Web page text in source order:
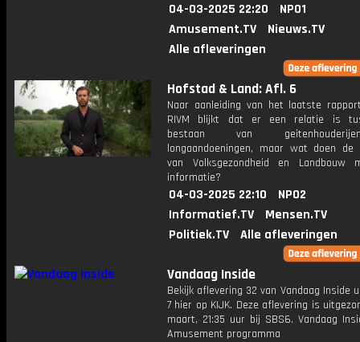
04-03-2025 22:20
NPO1
Amusement.TV
Nieuws.TV
Alle afleveringen
Hofstad & Land: Afl. 6
Naar aanleiding van het laatste
RIVM blijkt dat er een relatie is
bestaan van
longaandoeningen, maar wat doen de
van Volksgezondheid en Landbouw
informatie?
04-03-2025 22:10
NPO2
Informatief.TV
Mensen.TV
Politiek.TV
Alle afleveringen
Vandaag Inside
Bekijk aflevering 32 van Vandaag Inside
7 hier op KIJK. Deze aflevering is
maart, 21:35 uur bij SBS6. Vandaag
Amusement programma